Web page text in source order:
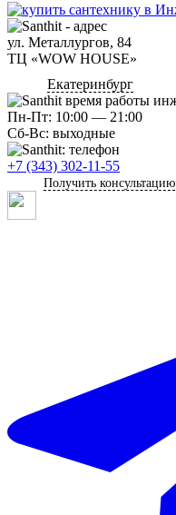
ул. Металлургов, 84
ТЦ «WOW HOUSE»
Екатеринбург
Пн-Пт: 10:00 — 21:00
Сб-Вс: выходные
+7 (343) 302-11-55
Получить консультацию